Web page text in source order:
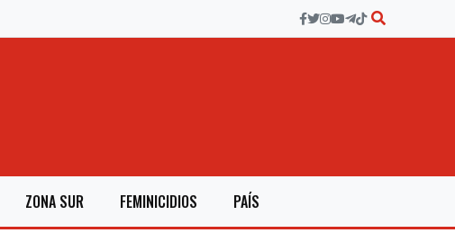
ZONA SUR FEMINICIDIOS PAÍS